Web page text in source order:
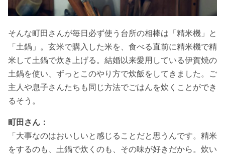
そんな町田さんが毎日必ず使う台所の相棒は「精米機」と
「土鍋」。玄米で購入した米を、食べる直前に精米機で精
米して土鍋で炊き上げる。結婚以来愛用している伊賀焼の
土鍋を使い、ずっとこのやり方で炊飯をしてきました。ご
主人や息子さんたちも同じ方法でごはんを炊くことができ
るそう。
町田さん：
「大事なのはおいしいと感じることだと思うんです。精米
をするのも、土鍋で炊くのも、その味が好きだから。炊い